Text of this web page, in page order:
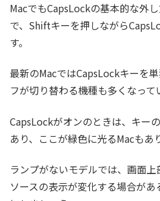
MacでもCapsLockの基本的な外
で、Shiftキーを押しながら
す。
最新のMacではCapsLockキーを
フが切り替わる機種も多くなって
CapsLockがオンのときは、キー
あり、ここが緑色に光るMacもあ
ランプがないモデルでは、画面
ソースの表示が変化する場合が